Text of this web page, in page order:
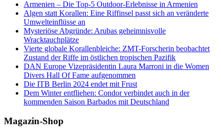
Armenien – Die Top-5 Outdoor-Erlebnisse in Armenien
Algen statt Korallen: Eine Riffinsel passt sich an veränderte
Umwelteinflüsse an
Mysteriöse Abgründe: Arubas geheimnisvolle
Wracktauchplätze
Vierte globale Korallenbleiche: ZMT-Forscherin beobachtet
Zustand der Riffe im östlichen tropischen Pazifik
DAN Europe Vizepräsidentin Laura Marroni in die Women
Divers Hall Of Fame aufgenommen
Die ITB Berlin 2024 endet mit Frust
Dem Winter entfliehen: Condor verbindet auch in der
kommenden Saison Barbados mit Deutschland
Magazin-Shop